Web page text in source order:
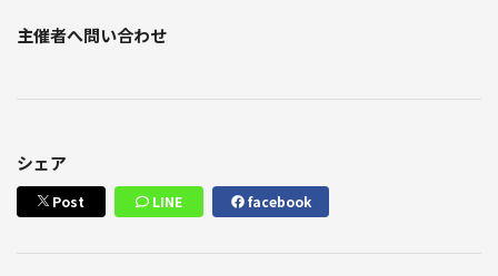
主催者へ問い合わせ
シェア
Post LINE facebook